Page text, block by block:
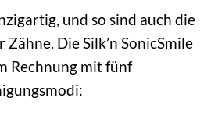
und so sind auch die
Die Silk’n SonicSmile
Rechnung mit fünf